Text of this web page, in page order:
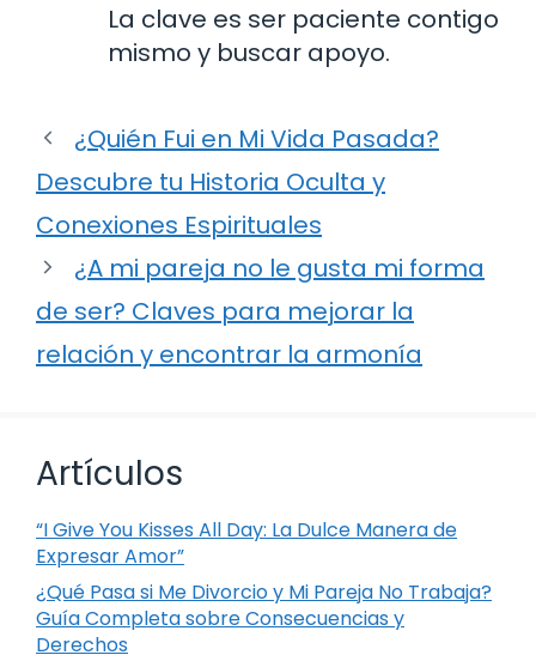
La clave es ser paciente contigo
mismo y buscar apoyo.
¿Quién Fui en Mi Vida Pasada?
Descubre tu Historia Oculta y
Conexiones Espirituales
¿A mi pareja no le gusta mi forma
de ser? Claves para mejorar la
relación y encontrar la armonía
Artículos
“I Give You Kisses All Day: La Dulce Manera de
Expresar Amor”
¿Qué Pasa si Me Divorcio y Mi Pareja No Trabaja?
Guía Completa sobre Consecuencias y
Derechos